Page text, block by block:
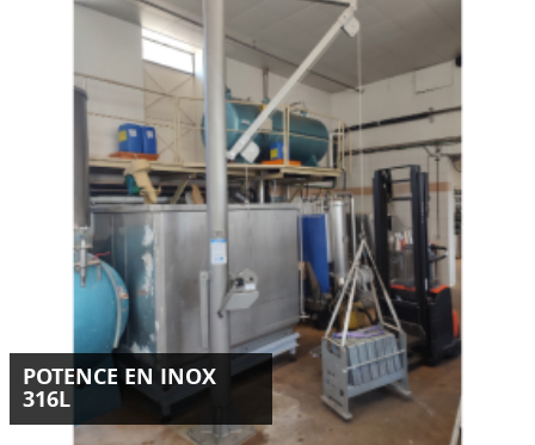
POTENCE EN INOX
316L
Conception et installation d'une potence inox 316L de 250
kg destinée au levage d’un panier en milieu industriel.
LIRE LA SUITE